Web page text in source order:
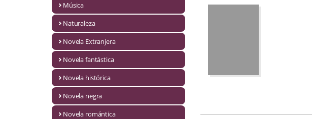
Literatura hispanoamericana
Mafia y espionaje
Música
Naturaleza
Novela Extranjera
Novela fantástica
Novela histórica
Novela negra
Novela romántica